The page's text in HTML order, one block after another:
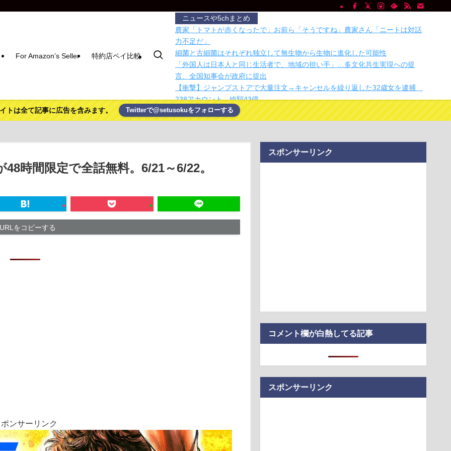
For Amazon’s Seller 特約店ペイ比較
ニュースや5chまとめ
農家「トマトが赤くなったで」お前ら「そうですね」農家さん「ニートは対話
力不足だ」
細菌と古細菌はそれぞれ独立して無生物から生物に進化した可能性
「外国人は日本人と同じ生活者で、地域の担い手」…多文化共生実現への提
言、全国知事会が政府に提出
【衝撃】ジャンプストアで大量注文→キャンセルを繰り返した32歳女を逮捕
238アカウント、総額43億…
9,405円の「そうそう、これでいいんだよ」カセット救出ガジェット
角栓ニュルッ、歯茎グラグラ… 「気持ち悪いネット広告」への苦情が急増
航便は対象外
豪ジェットスター、「頭上の荷物入れ」を有料に--ジェットスター・ジャパン運
航便は対象外
【有能】政府「トラックはサービスエリア利用有料化すればサボらず走るし流
トは全て記事に広告を含みます。 Twitterで@setusokuをフォローする
時間限定で全話無料。6/21～6/22。
URLをコピーする
ンサーリンク
スポンサーリンク
コメント欄が白熱してる記事
スポンサーリンク